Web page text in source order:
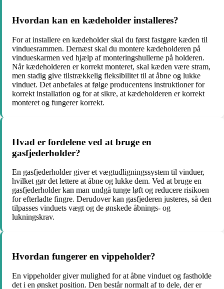
Hvordan kan en kædeholder installeres?
For at installere en kædeholder skal du først fastgøre kæden til
vinduesrammen. Dernæst skal du montere kædeholderen på
vindueskarmen ved hjælp af monteringshullerne på holderen.
Når kædeholderen er korrekt monteret, skal kæden være stram,
men stadig give tilstrækkelig fleksibilitet til at åbne og lukke
vinduet. Det anbefales at følge producentens instruktioner for
korrekt installation og for at sikre, at kædeholderen er korrekt
monteret og fungerer korrekt.
Hvad er fordelene ved at bruge en
gasfjederholder?
En gasfjederholder giver et vægtudligningssystem til vinduer,
hvilket gør det lettere at åbne og lukke dem. Ved at bruge en
gasfjederholder kan man undgå tunge løft og reducere risikoen
for efterladte fingre. Derudover kan gasfjederen justeres, så den
tilpasses vinduets vægt og de ønskede åbnings- og
lukningskrav.
Hvordan fungerer en vippeholder?
En vippeholder giver mulighed for at åbne vinduet og fastholde
det i en ønsket position. Den består normalt af to dele, der er